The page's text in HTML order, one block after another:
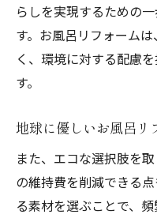
らしを実現するための
す。お風呂リフォーム
く、環境に対する配慮
す。
地球に優しいお風呂リ
また、エコな選択肢を
の維持費を削減できる
る素材を選ぶことで、